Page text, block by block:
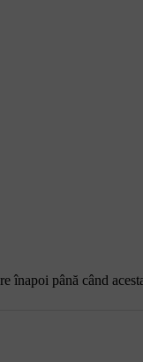
înapoi până când